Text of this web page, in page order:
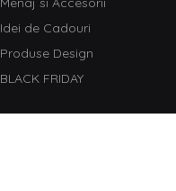
Idei de Cadouri
Produse Design
BLACK FRIDAY